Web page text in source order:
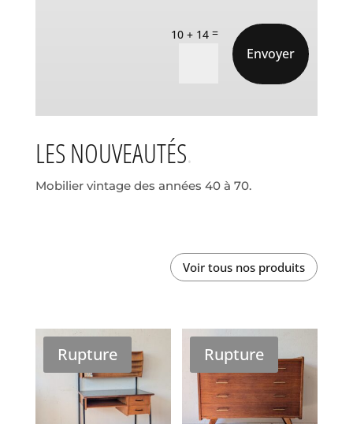
10 + 14 =
Envoyer
LES NOUVEAUTÉS
Mobilier vintage des années 40 à 70.
Voir tous nos produits
Rupture Rupture